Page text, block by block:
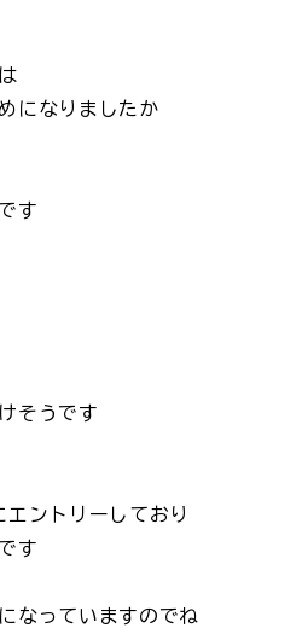
になりましたか
す
そうです
エントリーしており
す
なっていますのでね